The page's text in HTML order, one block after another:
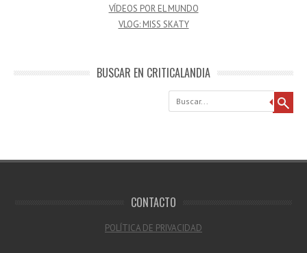
VÍDEOS POR EL MUNDO
VLOG: MISS SKATY
BUSCAR EN CRITICALANDIA
Buscar
CONTACTO
POLÍTICA DE PRIVACIDAD